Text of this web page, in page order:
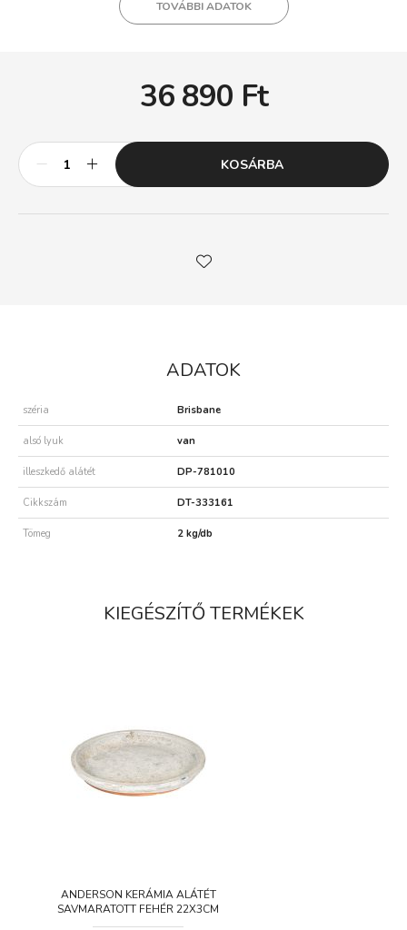
TOVÁBBI ADATOK
36 890 Ft
KOSÁRBA
ADATOK
széria Brisbane
alsó lyuk van
illeszkedő alátét DP-781010
Cikkszám DT-333161
Tömeg 2 kg/db
KIEGÉSZÍTŐ TERMÉKEK
ANDERSON KERÁMIA ALÁTÉT
SAVMARATOTT FEHÉR 22X3CM